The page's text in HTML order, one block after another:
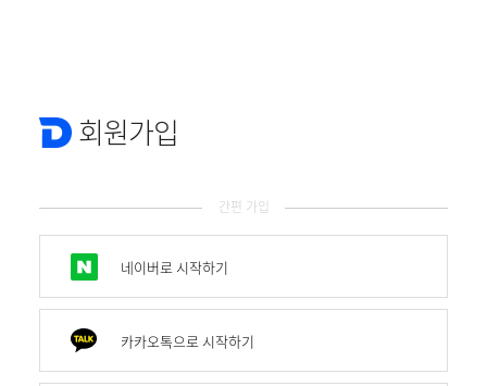
회원가입
간편 가입
네이버로 시작하기
카카오톡으로 시작하기